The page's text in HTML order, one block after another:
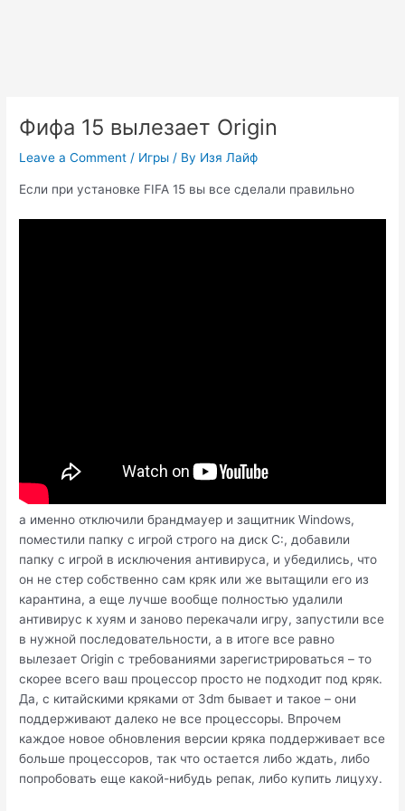
Фифа 15 вылезает Origin
Leave a Comment / Игры / By Изя Лайф
Если при установке FIFA 15 вы все сделали правильно
а именно отключили брандмауер и защитник Windows,
поместили папку с игрой строго на диск C:, добавили
папку с игрой в исключения антивируса, и убедились, что
он не стер собственно сам кряк или же вытащили его из
карантина, а еще лучше вообще полностью удалили
антивирус к хуям и заново перекачали игру, запустили все
в нужной последовательности, а в итоге все равно
вылезает Origin с требованиями зарегистрироваться – то
скорее всего ваш процессор просто не подходит под кряк.
Да, с китайскими кряками от 3dm бывает и такое – они
поддерживают далеко не все процессоры. Впрочем
каждое новое обновления версии кряка поддерживает все
больше процессоров, так что остается либо ждать, либо
попробовать еще какой-нибудь репак, либо купить лицуху.